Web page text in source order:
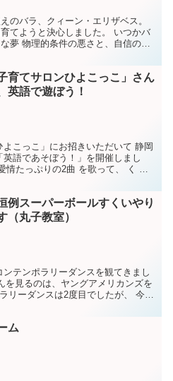
バラ、クィーン・エリザベス。
てようと決心しました。 いつかバ
物理的条件の悪さと、自信のな
子育てサロンひよこっこ」さん
英語で遊ぼう！
こっこ」にお招きいただいて 静岡
語であそぼう！」を開催しまし
たっぷりの2曲 を歌って、 く ハ
例スーパーボールすくいやり
（丸子教室）
テンポラリーダンスを観てきまし
を見るのは、ヤングアメリカンズを
リーダンスは2度目でしたが、 今回
ム